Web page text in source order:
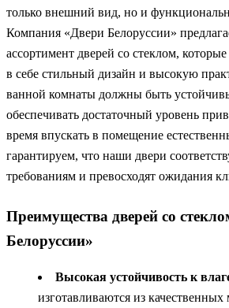
только внешний вид, но и
Компания «Двери Белоруссии»
ассортимент дверей со стеклом,
в себе стильный дизайн и высокую
ванной комнаты должны быть
обеспечивать достаточный уровень
время впускать в помещение
гарантируем, что наши двери
требованиям и превосходят ожидания
Преимущества дверей со
Белоруссии»
Высокая устойчивость к
изготавливаются из качественных